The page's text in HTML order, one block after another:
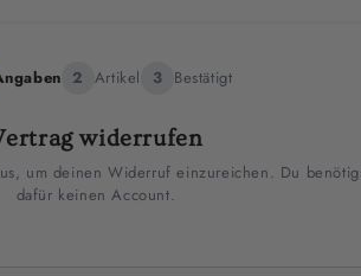
2 Artikel 3 Bestätigt
widerrufen
um deinen Widerruf einzureichen. Du
dafür keinen Account.